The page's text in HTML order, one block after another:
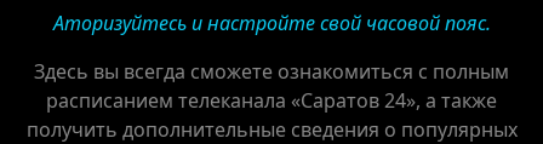
Аторизуйтесь и настройте свой часовой пояс.
Здесь вы всегда сможете ознакомиться с полным
расписанием телеканала «Саратов 24», а также
получить дополнительные сведения о популярных